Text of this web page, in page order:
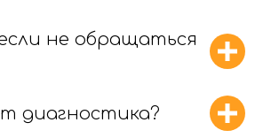
не обращаться
диагностика?